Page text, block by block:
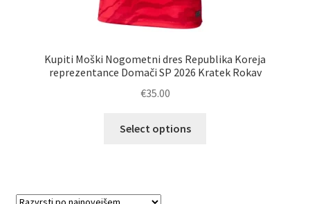
Kupiti Moški Nogometni dres Republika Koreja
reprezentance Domači SP 2026 Kratek Rokav
€35.00
Select options